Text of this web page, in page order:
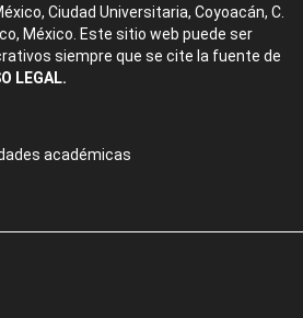
Ciudad Universitaria, Coyoacán, C.
México. Este sitio web puede ser
siempre que se cite la fuente de
LEGAL.
académicas